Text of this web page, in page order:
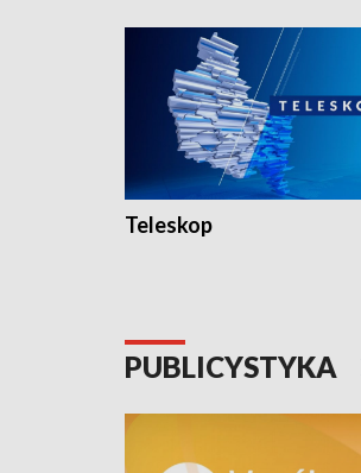
Teleskop
PUBLICYSTYKA